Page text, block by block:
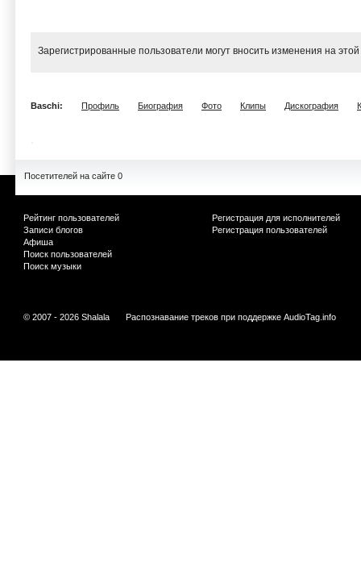
Зарегистрированные пользователи могут вносить изменения на
Baschi: Профиль Биография Фото Клипы Дискография
Посетителей на сайте 0
Рейтинг пользователей
Записи блогов
Афиша
Поиск пользователей
Поиск музыки
Регистрация для исполнителей
Регистрация пользователей
© 2007 - 2026 Shalala Распознавание треков при поддержке AudioTag.info